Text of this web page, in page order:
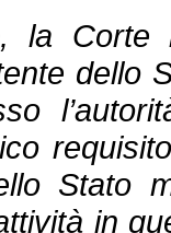
la Corte
dello
Stato
in